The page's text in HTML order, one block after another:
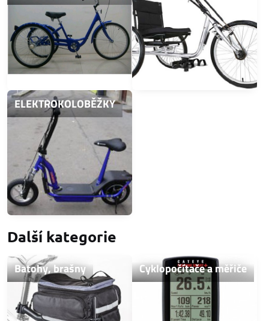
ELEKTROKOLOBĚŽKY
Další kategorie
Batohy, brašny Cyklopočítače a měřiče